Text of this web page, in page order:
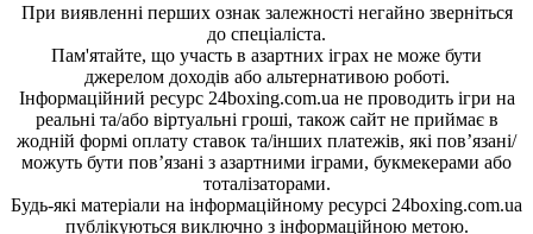
При виявленні перших ознак залежності негайно зверніться
до спеціаліста.
Пам'ятайте, що участь в азартних іграх не може бути
джерелом доходів або альтернативою роботі.
Інформаційний ресурс 24boxing.com.ua не проводить ігри на
реальні та/або віртуальні гроші, також сайт не приймає в
жодній формі оплату ставок та/інших платежів, які пов’язані/
можуть бути пов’язані з азартними іграми, букмекерами або
тоталізаторами.
Будь-які матеріали на інформаційному ресурсі 24boxing.com.ua
публікуються виключно з інформаційною метою.